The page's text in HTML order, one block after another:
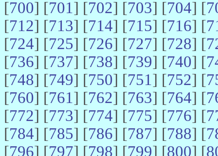
[700] [701] [702] [703] [704] [
[712] [713] [714] [715] [716] [
[724] [725] [726] [727] [728] [
[736] [737] [738] [739] [740] [
[748] [749] [750] [751] [752] [
[760] [761] [762] [763] [764] [
[772] [773] [774] [775] [776] [
[784] [785] [786] [787] [788] [
[796] [797] [798] [799] [800] [